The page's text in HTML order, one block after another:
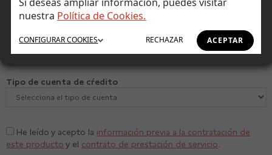
Si deseas ampliar información, puedes visitar
nuestra Política de Cookies.
ACEPTAR
RECHAZAR
CONFIGURARCOOKIES
+34
Tu e-mail
Tipo de cuenta de cŕedito
He leído y acepto la información previa a la contratación de
este producto y el contrato de prestación de servicio.